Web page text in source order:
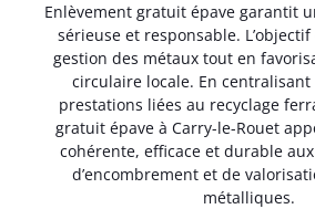
Enlèvement gratuit épave garantit
sérieuse et responsable.
gestion des métaux tout en
circulaire locale. En centralisant
prestations liées au recyclage
gratuit épave à Carry-le-Rouet
cohérente, efficace et durable
d’encombrement et de
métalliques.